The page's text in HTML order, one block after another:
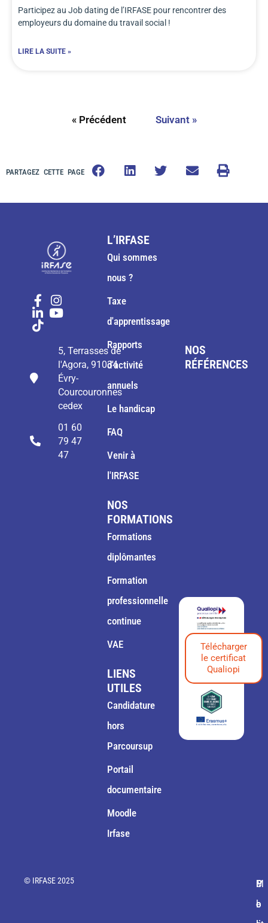
Participez au Job dating de l’IRFASE pour rencontrer des
employeurs du domaine du travail social !
LIRE LA SUITE »
« Précédent Suivant »
PARTAGEZ CETTE PAGE
5, Terrasses de
l'Agora, 91034
Évry-
Courcouronnes
cedex
01 60
79 47
47
L’IRFASE
Qui sommes
nous ?
Taxe
d'apprentissage
Rapports
d'activité
annuels
Le handicap
FAQ
Venir à
l'IRFASE
NOS
FORMATIONS
Formations
diplômantes
Formation
professionnelle
continue
VAE
LIENS
UTILES
Candidature
hors
Parcoursup
Portail
documentaire
Moodle
Irfase
NOS
RÉFÉRENCES
Télécharger
le certificat
Qualiopi
© IRFASE 2025
M
e
C
o
P
o
P
o
P
l